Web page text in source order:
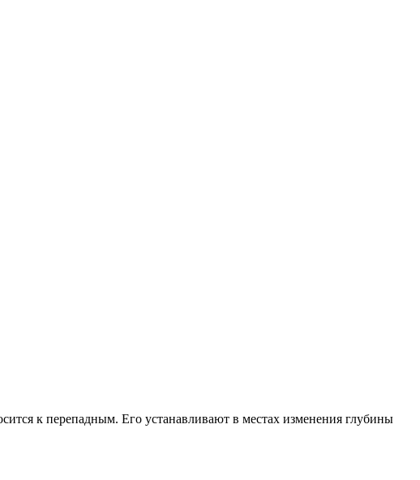
к перепадным. Его устанавливают в местах изменения глубины